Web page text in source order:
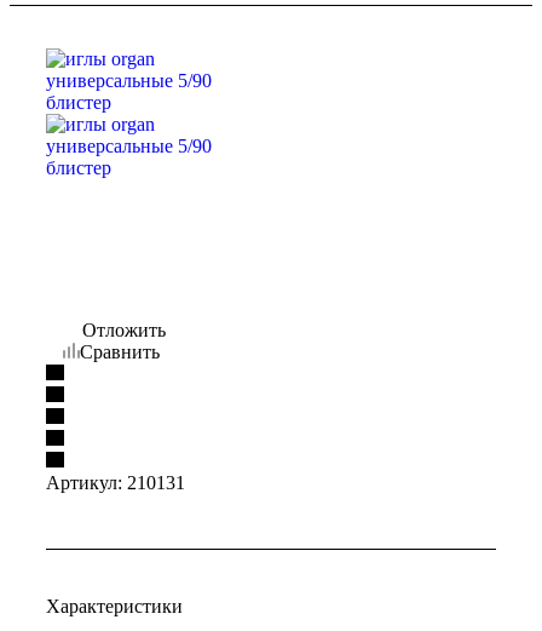
Отложить
Сравнить
Артикул: 210131
Характеристики